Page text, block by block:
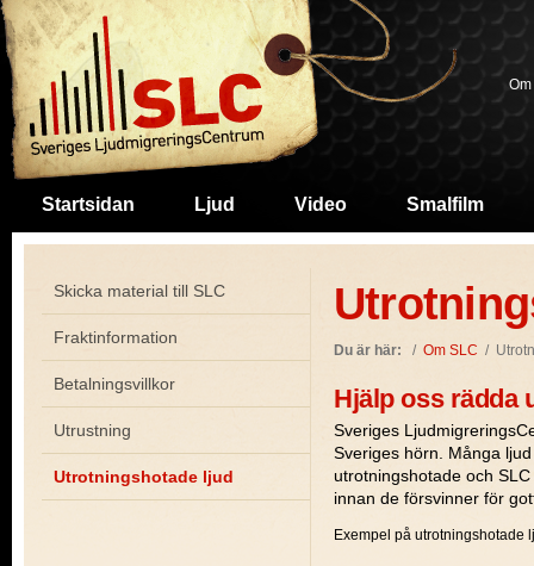
Startsidan Ljud Video Smalfilm
Skicka material till SLC
Fraktinformation
Betalningsvillkor
Utrustning
Utrotningshotade ljud
Du är här: / Om SLC /
Hjälp oss rädda
Sveriges
Sveriges hörn. Många
utrotningshotade och
innan de försvinner för
Exempel på utrotningshotade